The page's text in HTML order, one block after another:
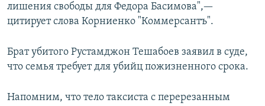
лишения свободы для Федора Басимова",—
цитирует слова Корниенко "Коммерсантъ".
Брат убитого Рустамджон Тешабоев заявил в суде,
что семья требует для убийц пожизненного срока.
Напомним, что тело таксиста с перерезанным